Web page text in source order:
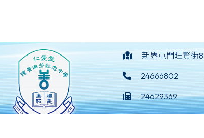
新界屯門旺賢街
24666802
24629369